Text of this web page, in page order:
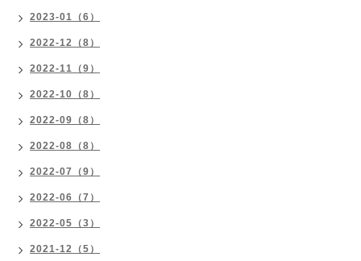
2023-01（6）
2022-12（8）
2022-11（9）
2022-10（8）
2022-09（8）
2022-08（8）
2022-07（9）
2022-06（7）
2022-05（3）
2021-12（5）